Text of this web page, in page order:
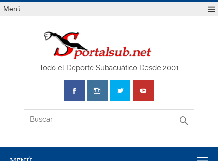
Saltar
alMenú
Todo el Deporte Subacuático Desde 2001